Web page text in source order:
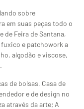
sobre
em suas peças todo o
de Feira de Santana,
e patchowork a
algodão e viscose,
de bolsas, Casa de
e de design no
através da arte; A